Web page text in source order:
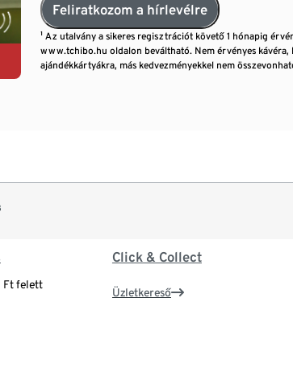
Feliratkozom a hírlevélre
¹ Az utalvány a sikeres regisztrációt követő 1 hónapig
www.tchibo.hu oldalon beváltható. Nem érvényes kávéra,
ajándékkártyákra, más kedvezményekkel nem
Ft felett
Click & Collect
Üzletkereső